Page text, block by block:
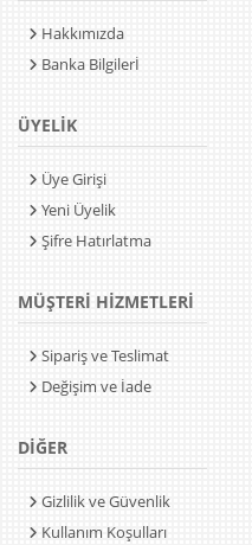
Hakkımızda
Banka Bilgilerİ
ÜYELİK
Üye Girişi
Yeni Üyelik
Şifre Hatırlatma
MÜŞTERİ HİZMETLERİ
Sipariş ve Teslimat
Değişim ve İade
DİĞER
Gizlilik ve Güvenlik
Kullanım Koşulları